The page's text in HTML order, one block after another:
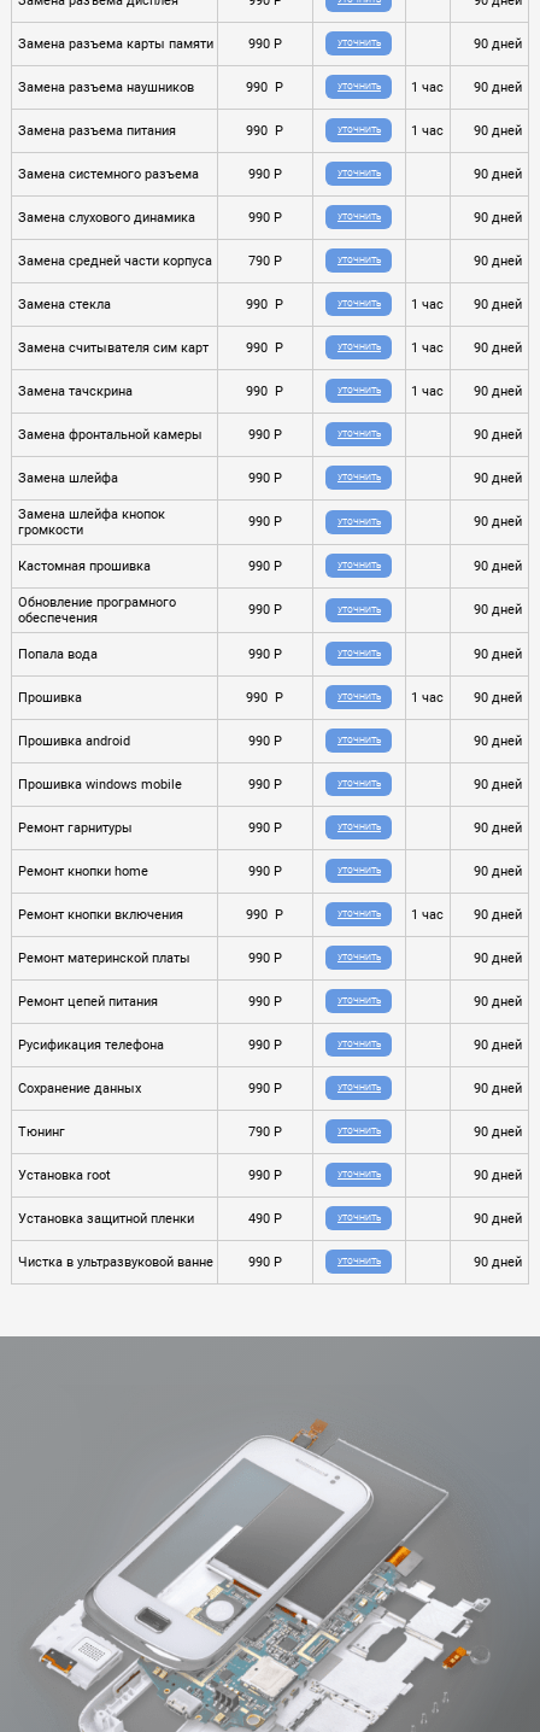
Замена разъема карты памяти 990 P УТОЧНИТЬ 90 дней
Замена разъема наушников 990 P УТОЧНИТЬ 1 час 90 дней
Замена разъема питания 990 P УТОЧНИТЬ 1 час 90 дней
Замена системного разъема 990 P УТОЧНИТЬ 90 дней
Замена слухового динамика 990 P УТОЧНИТЬ 90 дней
Замена средней части корпуса 790 P УТОЧНИТЬ 90 дней
Замена стекла 990 P УТОЧНИТЬ 1 час 90 дней
Замена считывателя сим карт 990 P УТОЧНИТЬ 1 час 90 дней
Замена тачскрина 990 P УТОЧНИТЬ 1 час 90 дней
Замена фронтальной камеры 990 P УТОЧНИТЬ 90 дней
Замена шлейфа 990 P УТОЧНИТЬ 90 дней
Замена шлейфа кнопок
громкости
990 P УТОЧНИТЬ 90 дней
Кастомная прошивка 990 P УТОЧНИТЬ 90 дней
Обновление програмного
обеспечения
990 P УТОЧНИТЬ 90 дней
Попала вода 990 P УТОЧНИТЬ 90 дней
Прошивка 990 P УТОЧНИТЬ 1 час 90 дней
Прошивка android 990 P УТОЧНИТЬ 90 дней
Прошивка windows mobile 990 P УТОЧНИТЬ 90 дней
Ремонт гарнитуры 990 P УТОЧНИТЬ 90 дней
Ремонт кнопки home 990 P УТОЧНИТЬ 90 дней
Ремонт кнопки включения 990 P УТОЧНИТЬ 1 час 90 дней
Ремонт материнской платы 990 P УТОЧНИТЬ 90 дней
Ремонт цепей питания 990 P УТОЧНИТЬ 90 дней
Русификация телефона 990 P УТОЧНИТЬ 90 дней
Сохранение данных 990 P УТОЧНИТЬ 90 дней
Тюнинг 790 P УТОЧНИТЬ 90 дней
Установка root 990 P УТОЧНИТЬ 90 дней
Установка защитной пленки 490 P УТОЧНИТЬ 90 дней
Чистка в ультразвуковой ванне 990 P УТОЧНИТЬ 90 дней